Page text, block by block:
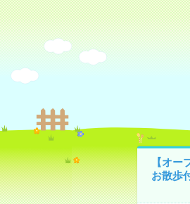
【オー
お散歩